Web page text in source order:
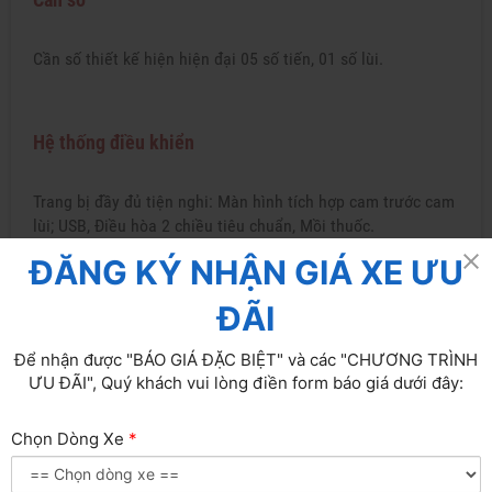
Cần số thiết kế hiện hiện đại 05 số tiến, 01 số lùi.
Hệ thống điều khiển
Trang bị đầy đủ tiện nghi: Màn hình tích hợp cam trước cam
lùi; USB, Điều hòa 2 chiều tiêu chuẩn, Mồi thuốc.
ĐĂNG KÝ NHẬN GIÁ XE ƯU
ĐÃI
Để nhận được "BÁO GIÁ ĐẶC BIỆT" và các "CHƯƠNG TRÌNH
ƯU ĐÃI", Quý khách vui lòng điền form báo giá dưới đây:
Chọn Dòng Xe *